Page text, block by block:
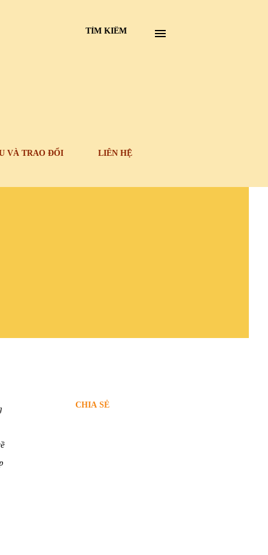
TÌM KIẾM
VÀ TRAO ĐỔI LIÊN HỆ
CHIA SẺ